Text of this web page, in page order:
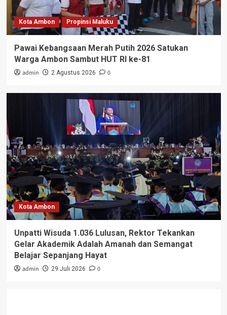
Kota Ambon Propinsi Maluku
Pawai Kebangsaan Merah Putih 2026 Satukan
Warga Ambon Sambut HUT RI ke-81
admin 2 Agustus 2026 0
Kota Ambon
Unpatti Wisuda 1.036 Lulusan, Rektor Tekankan
Gelar Akademik Adalah Amanah dan Semangat
Belajar Sepanjang Hayat
admin 29 Juli 2026 0